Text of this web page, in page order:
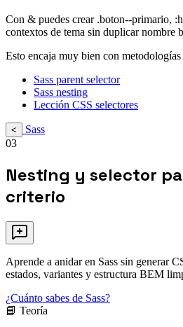
Con & puedes crear .boton--primario,
contextos de tema sin duplicar nombre
Esto encaja muy bien con
Sass parent selector
Sass nesting
Lección CSS selectores
<
Sass
03
Nesting y selector
criterio
Aprende a anidar en Sass sin generar
estados, variantes y estructura BEM
¿Cuánto sabes de Sass?
📘 Teoría